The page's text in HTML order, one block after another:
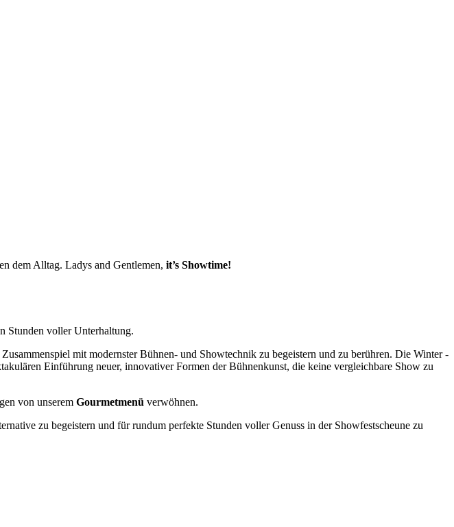
dem Alltag. Ladys and Gentlemen, it’s Showtime!
Stunden voller Unterhaltung.
mit modernster Bühnen- und Showtechnik zu begeistern und zu berühren. Die Winter -
Einführung neuer, innovativer Formen der Bühnenkunst, die keine vergleichbare Show zu
von unserem Gourmetmenü verwöhnen.
zu begeistern und für rundum perfekte Stunden voller Genuss in der Showfestscheune zu